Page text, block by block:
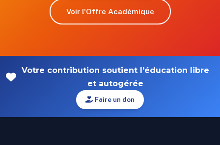
Voir l'Offre Académique
Votre contribution soutient l'éducation libre
et autogérée
Faire un don